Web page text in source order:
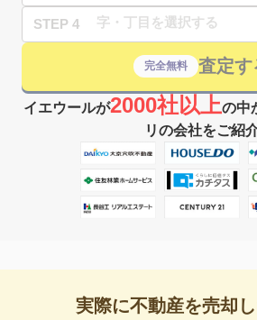
STEP 4
完全無料 査定す
イエウールが2000社以上の中
リの会社をご紹
実際に不動産を売却